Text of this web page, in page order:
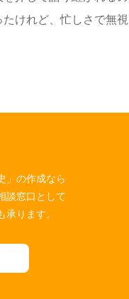
けれど、忙しさで無視
」の作成なら
談窓口として
ります。